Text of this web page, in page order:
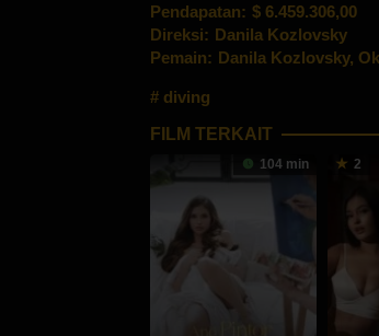
Pendapatan: $ 6.459.306,00
Direksi: Danila Kozlovsky
Pemain: Danila Kozlovsky,
diving
FILM TERKAIT
104 min 2